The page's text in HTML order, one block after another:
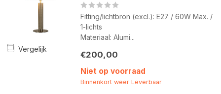
Vergelijk
Fitting/lichtbron (excl.): E27 / 60W Max. /
1-lichts
Materiaal: Alumi...
€200,00
Niet op voorraad
Binnenkort weer Leverbaar